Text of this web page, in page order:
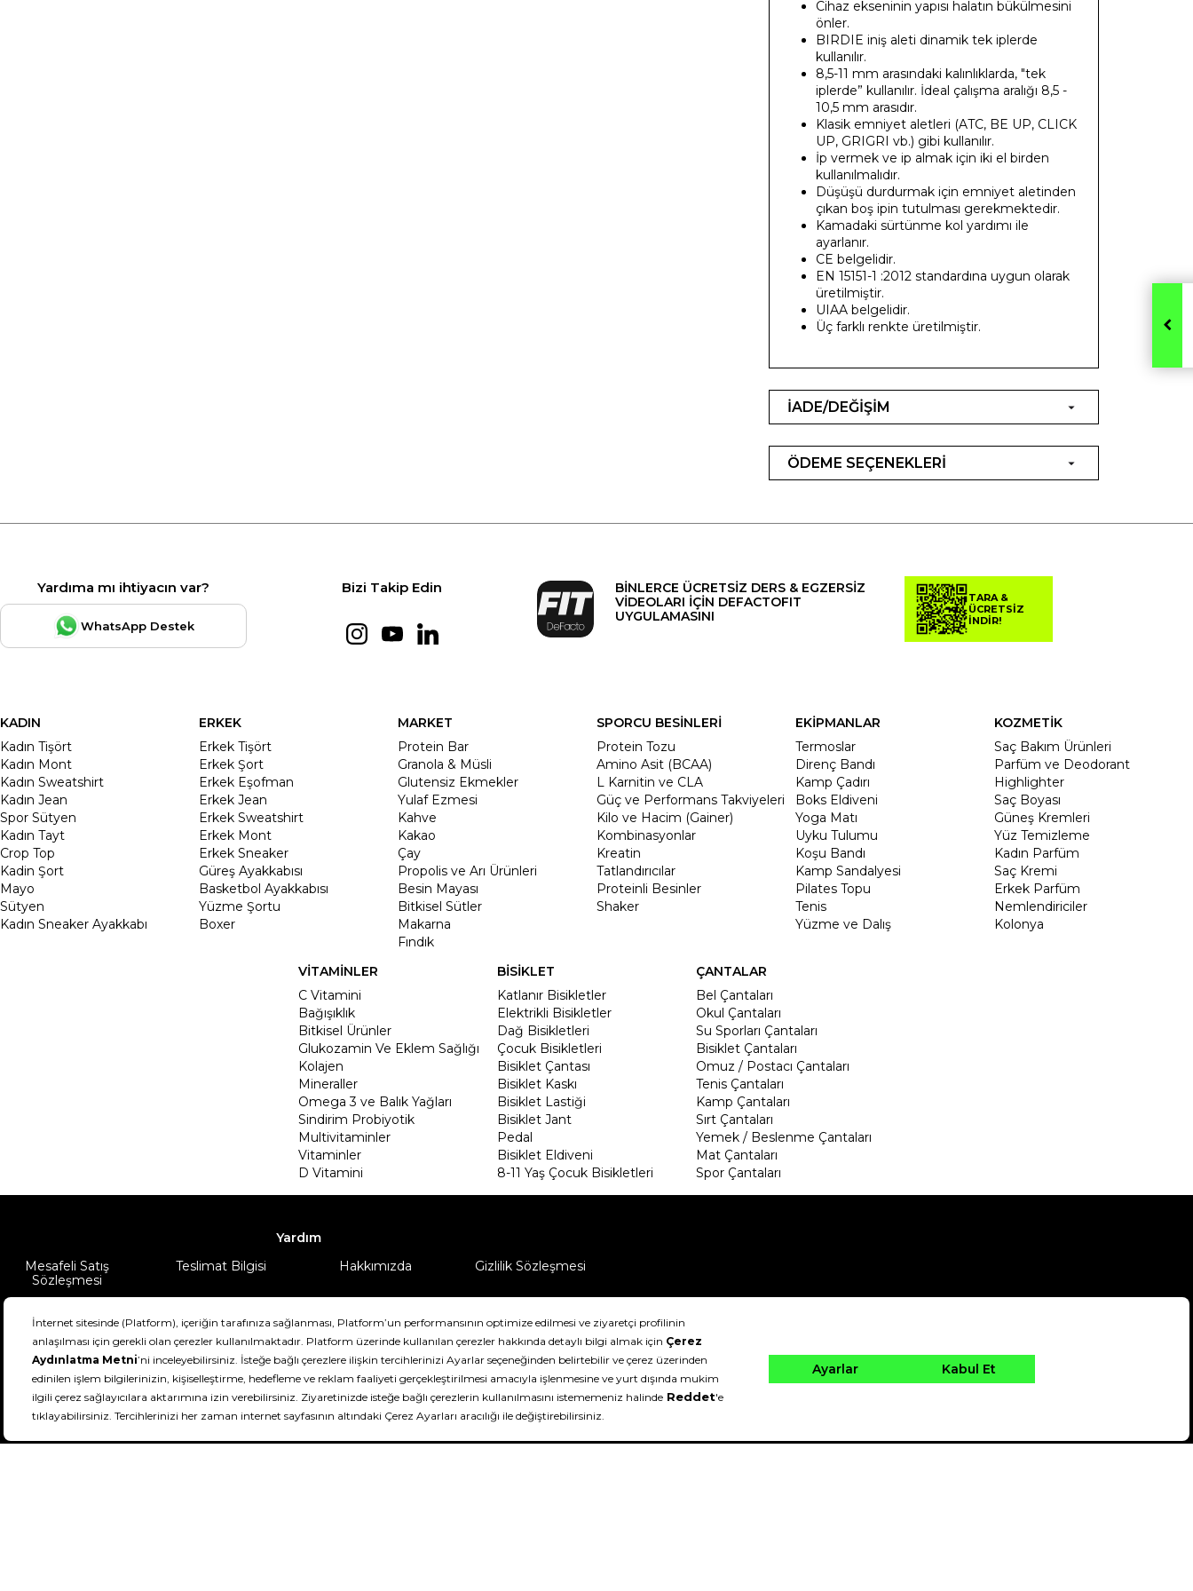
Cihaz ekseninin yapısı halatın bükülmesini
önler.
BIRDIE iniş aleti dinamik tek iplerde
kullanılır.
8,5-11 mm arasındaki kalınlıklarda, "tek
iplerde” kullanılır. İdeal çalışma aralığı 8,5 -
10,5 mm arasıdır.
Klasik emniyet aletleri (ATC, BE UP, CLICK
UP, GRIGRI vb.) gibi kullanılır.
İp vermek ve ip almak için iki el birden
kullanılmalıdır.
Düşüşü durdurmak için emniyet aletinden
çıkan boş ipin tutulması gerekmektedir.
Kamadaki sürtünme kol yardımı ile
ayarlanır.
CE belgelidir.
EN 15151-1 :2012 standardına uygun olarak
üretilmiştir.
UIAA belgelidir.
Üç farklı renkte üretilmiştir.
İADE/DEĞİŞİM
ÖDEME SEÇENEKLERİ
Yardıma mı ihtiyacın var?
WhatsApp Destek
Bizi Takip Edin
BİNLERCE ÜCRETSİZ DERS & EGZERSİZ
VİDEOLARI İÇİN DEFACTOFIT
UYGULAMASINI
TARA &
ÜCRETSİZ
İNDİR!
KADIN
Kadın Tişört
Kadın Mont
Kadın Sweatshirt
Kadın Jean
Spor Sütyen
Kadın Tayt
Crop Top
Kadin Şort
Mayo
Sütyen
Kadın Sneaker Ayakkabı
ERKEK
Erkek Tişört
Erkek Şort
Erkek Eşofman
Erkek Jean
Erkek Sweatshirt
Erkek Mont
Erkek Sneaker
Güreş Ayakkabısı
Basketbol Ayakkabısı
Yüzme Şortu
Boxer
MARKET
Protein Bar
Granola & Müsli
Glutensiz Ekmekler
Yulaf Ezmesi
Kahve
Kakao
Çay
Propolis ve Arı Ürünleri
Besin Mayası
Bitkisel Sütler
Makarna
Fındık
SPORCU BESİNLERİ
Protein Tozu
Amino Asit (BCAA)
L Karnitin ve CLA
Güç ve Performans Takviyeleri
Kilo ve Hacim (Gainer)
Kombinasyonlar
Kreatin
Tatlandırıcılar
Proteinli Besinler
Shaker
EKİPMANLAR
Termoslar
Direnç Bandı
Kamp Çadırı
Boks Eldiveni
Yoga Matı
Uyku Tulumu
Koşu Bandı
Kamp Sandalyesi
Pilates Topu
Tenis
Yüzme ve Dalış
KOZMETİK
Saç Bakım Ürünleri
Parfüm ve Deodorant
Highlighter
Saç Boyası
Güneş Kremleri
Yüz Temizleme
Kadın Parfüm
Saç Kremi
Erkek Parfüm
Nemlendiriciler
Kolonya
VİTAMİNLER
C Vitamini
Bağışıklık
Bitkisel Ürünler
Glukozamin Ve Eklem Sağlığı
Kolajen
Mineraller
Omega 3 ve Balık Yağları
Sindirim Probiyotik
Multivitaminler
Vitaminler
D Vitamini
BİSİKLET
Katlanır Bisikletler
Elektrikli Bisikletler
Dağ Bisikletleri
Çocuk Bisikletleri
Bisiklet Çantası
Bisiklet Kaskı
Bisiklet Lastiği
Bisiklet Jant
Pedal
Bisiklet Eldiveni
8-11 Yaş Çocuk Bisikletleri
ÇANTALAR
Bel Çantaları
Okul Çantaları
Su Sporları Çantaları
Bisiklet Çantaları
Omuz / Postacı Çantaları
Tenis Çantaları
Kamp Çantaları
Sırt Çantaları
Yemek / Beslenme Çantaları
Mat Çantaları
Spor Çantaları
Yardım
Mesafeli Satış
Sözleşmesi
Teslimat Bilgisi Hakkımızda Gizlilik Sözleşmesi
DeFactoFIT ©️ 2022-2026. Tüm hakları saklıdır.